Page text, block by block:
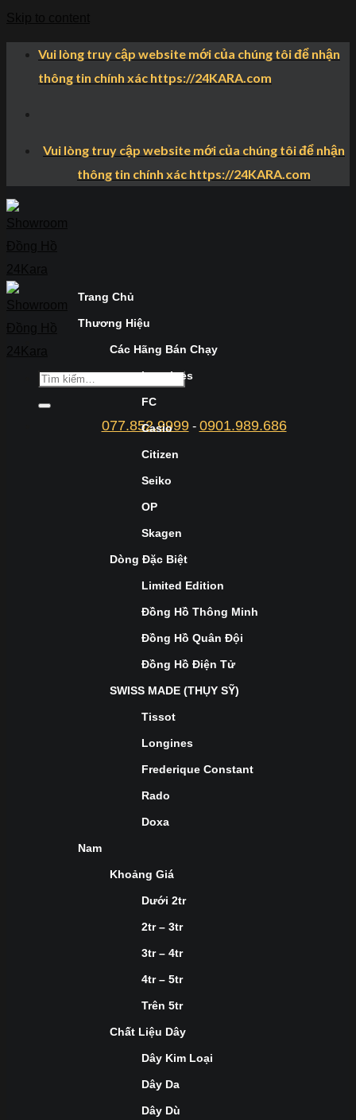
Vui lòng truy cập website mới của chúng tôi để nhận
thông tin chính xác https://24KARA.com
Vui lòng truy cập website mới của chúng tôi để nhận
thông tin chính xác https://24KARA.com
077.852.9999- 0901.989.686
Trang Chủ
Thương Hiệu
Các Hãng Bán Chạy
Longines
FC
Casio
Citizen
Seiko
OP
Skagen
Dòng Đặc Biệt
Limited Edition
Đồng Hồ Thông Minh
Đồng Hồ Quân Đội
Đồng Hồ Điện Tử
SWISS MADE (THỤY SỸ)
Tissot
Longines
Frederique Constant
Rado
Doxa
Nam
Khoảng Giá
Dưới 2tr
2tr – 3tr
3tr – 4tr
4tr – 5tr
Trên 5tr
Chất Liệu Dây
Dây Kim Loại
Dây Da
Dây Dù